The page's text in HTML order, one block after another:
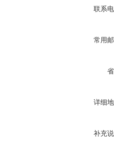
联系
常用
详细
补充